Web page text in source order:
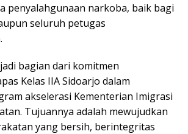
penyalahgunaan narkoba, baik bagi
seluruh petugas
bagian dari komitmen
Kelas IIA Sidoarjo dalam
akselerasi Kementerian Imigrasi
Tujuannya adalah mewujudkan
yang bersih, berintegritas